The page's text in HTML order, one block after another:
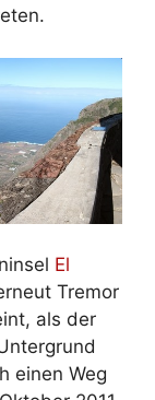
El
Tremor
als der
einen Weg